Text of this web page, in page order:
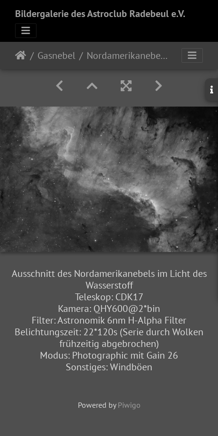
Bildergalerie des Astroclub Radebeul e.V.
Gasnebel Nordamerikanebel (Ausschnitt)
Ausschnitt des Nordamerikanebels im Licht des
Wasserstoff
Teleskop: CDK17
Kamera: QHY600@2*bin
Filter: Astronomik 6nm H-Alpha Filter
Belichtungszeit: 22*120s (Serie durch Wolken
frühzeitig abgebrochen)
Modus: Photographic mit Gain 26
Sonstiges: Windböen
Powered by Piwigo